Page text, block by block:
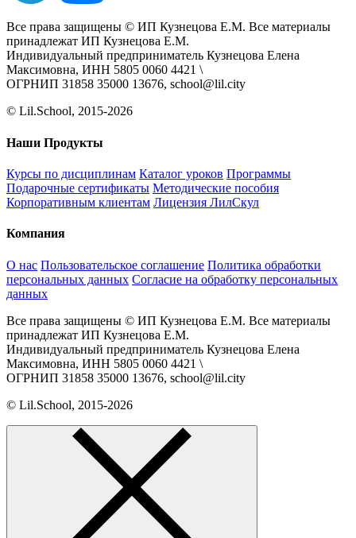
Все права защищены © ИП Кузнецова Е.М. Все материалы
принадлежат ИП Кузнецова Е.М.
Индивидуальный предприниматель Кузнецова Елена
Максимовна, ИНН 5805 0060 4421 \
ОГРНИП 31858 35000 13676, school@lil.city
© Lil.School, 2015‐2026
Наши Продукты
Курсы по дисциплинам Каталог уроков Программы
Подарочные сертификаты Методические пособия
Корпоративным клиентам Лицензия ЛилСкул
Компания
О нас Пользовательское соглашение Политика обработки
персональных данных Согласие на обработку персональных
данных
Все права защищены © ИП Кузнецова Е.М. Все материалы
принадлежат ИП Кузнецова Е.М.
Индивидуальный предприниматель Кузнецова Елена
Максимовна, ИНН 5805 0060 4421 \
ОГРНИП 31858 35000 13676, school@lil.city
© Lil.School, 2015‐2026